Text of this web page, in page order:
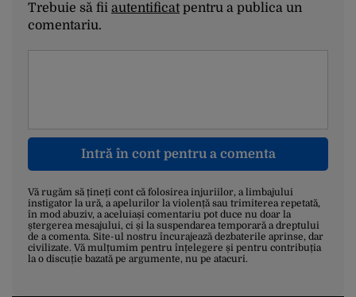
Trebuie să fii autentificatpentru a publica un
comentariu.
Intră în cont pentru a comenta
Vă rugăm să țineți cont că folosirea injuriilor, a limbajului
instigator la ură, a apelurilor la violență sau trimiterea repetată,
în mod abuziv, a aceluiași comentariu pot duce nu doar la
ștergerea mesajului, ci și la suspendarea temporară a dreptului
de a comenta. Site-ul nostru încurajează dezbaterile aprinse, dar
civilizate. Vă mulțumim pentru înțelegere și pentru contribuția
la o discuție bazată pe argumente, nu pe atacuri.